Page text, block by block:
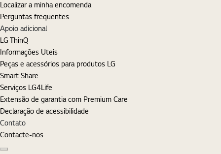
Localizar a minha encomenda
Perguntas frequentes
Apoio adicional
LG ThinQ
Informações Uteis
Peças e acessórios para produtos LG
Smart Share
Serviços LG4Life
Extensão de garantia com Premium Care
Declaração de acessibilidade
Contato
Contacte-nos